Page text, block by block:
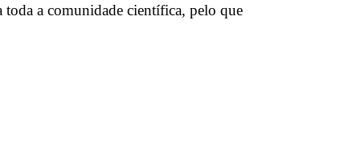
toda a comunidade científica, pelo que